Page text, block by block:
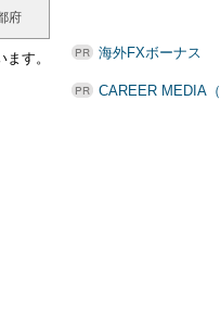
府
す。 海外FXボーナス
CAREER MEDIA